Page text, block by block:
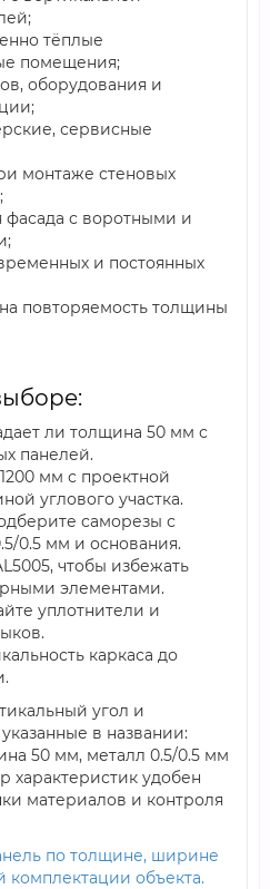
тёплые
помещения;
оборудования и
сервисные
монтаже стеновых
с воротными и
и постоянных
повторяемость толщины
ли толщина 50 мм с
панелей.
мм с проектной
углового участка.
саморезы с
0.5 мм и основания.
чтобы избежать
элементами.
уплотнители и
каркаса до
угол и
в названии:
50 мм, металл 0.5/0.5 мм
характеристик удобен
материалов и контроля
по толщине, ширине
комплектации объекта.